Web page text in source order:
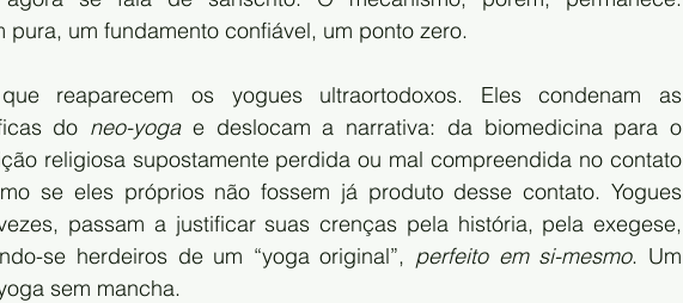
pura, um fundamento confiável, um ponto zero.
reaparecem os yogues ultraortodoxos. Eles condenam as
do neo-yoga e deslocam a narrativa: da biomedicina para o
religiosa supostamente perdida ou mal compreendida no contato
se eles próprios não fossem já produto desse contato. Yogues
passam a justificar suas crenças pela história, pela exegese,
se herdeiros de um “yoga original”, perfeito em si-mesmo. Um
sem mancha.